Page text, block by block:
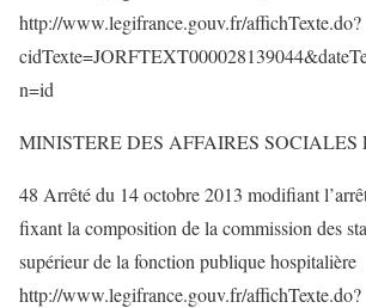
http://www.legifrance.gouv.fr/affichTexte.do?
n=id
MINISTERE DES AFFAIRES
48 Arrêté du 14 octobre 2013 modifiant
fixant la composition de la commission des
supérieur de la fonction publique hospitalière
http://www.legifrance.gouv.fr/affichTexte.do?